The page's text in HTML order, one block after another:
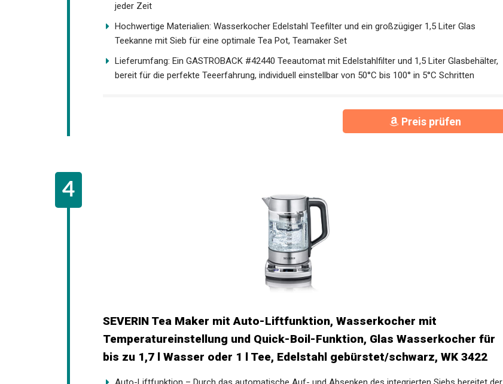
jeder Zeit
Hochwertige Materialien: Wasserkocher Edelstahl Teefilter und ein großzügiger 1,5 Liter Glas
Teekanne mit Sieb für eine optimale Tea Pot, Teamaker Set
Lieferumfang: Ein GASTROBACK #42440 Teeautomat mit Edelstahlfilter und 1,5 Liter Glasbehälter,
bereit für die perfekte Teeerfahrung, individuell einstellbar von 50°C bis 100° in 5°C Schritten
Preis prüfen
SEVERIN Tea Maker mit Auto-Liftfunktion, Wasserkocher mit
Temperatureinstellung und Quick-Boil-Funktion, Glas Wasserkocher für
bis zu 1,7 l Wasser oder 1 l Tee, Edelstahl gebürstet/schwarz, WK 3422